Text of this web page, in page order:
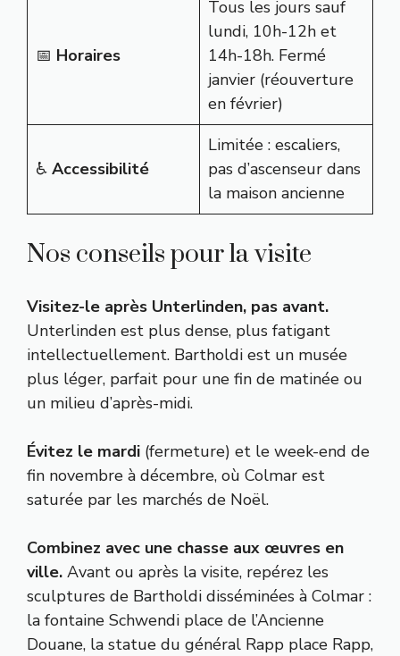
📅 Horaires
Tous les jours sauf
lundi, 10h-12h et
14h-18h. Fermé
janvier (réouverture
en février)
♿ Accessibilité
Limitée : escaliers,
pas d’ascenseur dans
la maison ancienne
Nos conseils pour la visite
Visitez-le après Unterlinden, pas avant.
Unterlinden est plus dense, plus fatigant
intellectuellement. Bartholdi est un musée
plus léger, parfait pour une fin de matinée ou
un milieu d’après-midi.
Évitez le mardi (fermeture) et le week-end de
fin novembre à décembre, où Colmar est
saturée par les marchés de Noël.
Combinez avec une chasse aux œuvres en
ville. Avant ou après la visite, repérez les
sculptures de Bartholdi disséminées à Colmar :
la fontaine Schwendi place de l’Ancienne
Douane, la statue du général Rapp place Rapp,